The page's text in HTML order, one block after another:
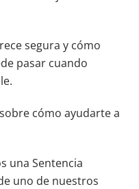
segura y cómo
pasar cuando
cómo ayudarte a
una Sentencia
uno de nuestros